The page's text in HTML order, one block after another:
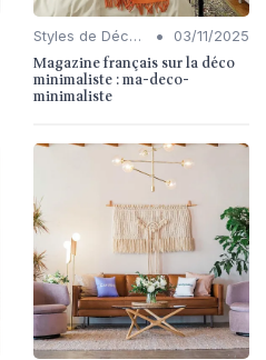
Styles de Décoration Intérieure • 03/11/2025
Magazine français sur la déco
minimaliste : ma-deco-
minimaliste